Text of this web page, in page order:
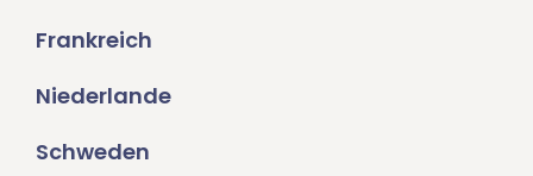
Frankreich
Niederlande
Schweden